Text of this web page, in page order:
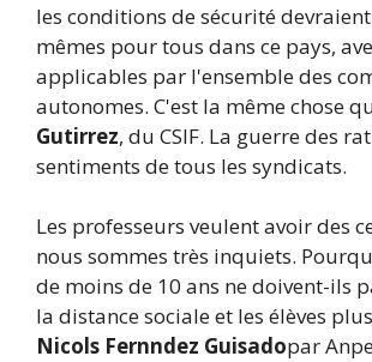
les conditions de sécurité
mêmes pour tous dans ce pays,
applicables par l'ensemble des
autonomes. C'est la même chose
Gutirrez, du CSIF. La guerre des
sentiments de tous les syndicats.
Les professeurs veulent avoir des
nous sommes très inquiets.
de moins de 10 ans ne doivent-ils
la distance sociale et les élèves
Nicols Fernndez Guisadopar